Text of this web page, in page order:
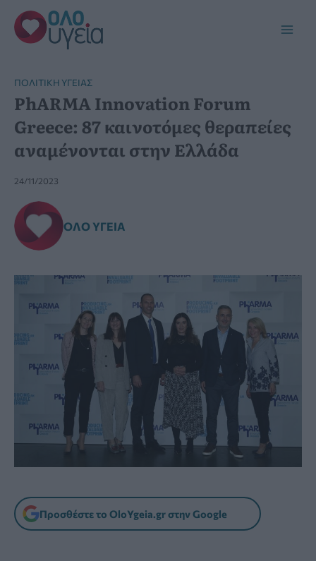
Μετάβαση
στο
περιεχόμενο
ΠΟΛΙΤΙΚΉ ΥΓΕΊΑΣ
PhARMA Innovation Forum
Greece: 87 καινοτόμες θεραπείες
αναμένονται στην Ελλάδα
24/11/2023
ΌΛΟ ΥΓΕΊΑ
Προσθέστε το OloYgeia.gr στην Google